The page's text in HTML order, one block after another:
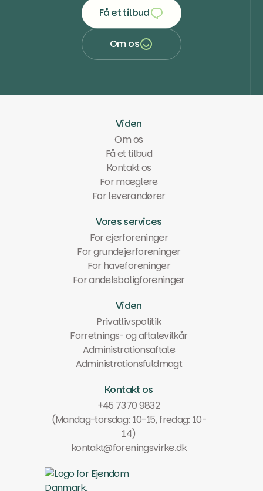
Få et tilbud
Få et tilbud
Om os
Om os
Viden
Om os
Få et tilbud
Kontakt os
For mæglere
For leverandører
Vores services
For ejerforeninger
For grundejerforeninger
For haveforeninger
For andelsboligforeninger
Viden
Privatlivspolitik
Forretnings- og aftalevilkår
Administrationsaftale
Administrationsfuldmagt
Kontakt os
+45 7370 9832
(Mandag-torsdag: 10-15, fredag: 10-
14)
kontakt@foreningsvirke.dk